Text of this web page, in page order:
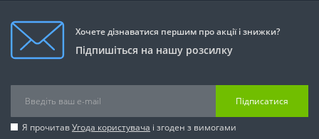
Хочете дізнаватися першим про акції і знижки?
Підпишіться на нашу розсилку
Підписатися
Я прочитавУгода користувача і згоден з вимогами